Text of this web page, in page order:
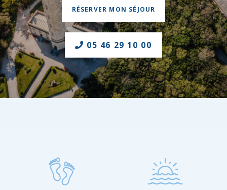
RÉSERVER MON SÉJOUR
05 46 29 10 00